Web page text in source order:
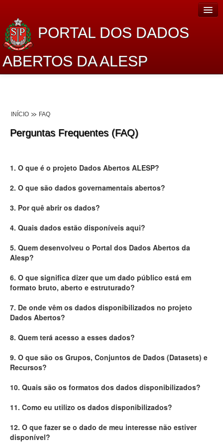
PORTAL DOS DADOS
ABERTOS DA ALESP
Lei de Acesso à Informação
Administração
Legislação
Perguntas frequentes
Contato
INÍCIO FAQ
Perguntas Frequentes (FAQ)
1. O que é o projeto Dados Abertos ALESP?
2. O que são dados governamentais abertos?
3. Por quê abrir os dados?
4. Quais dados estão disponíveis aqui?
5. Quem desenvolveu o Portal dos Dados Abertos da
Alesp?
6. O que significa dizer que um dado público está em
formato bruto, aberto e estruturado?
7. De onde vêm os dados disponibilizados no projeto
Dados Abertos?
8. Quem terá acesso a esses dados?
9. O que são os Grupos, Conjuntos de Dados (Datasets) e
Recursos?
10. Quais são os formatos dos dados disponibilizados?
11. Como eu utilizo os dados disponibilizados?
12. O que fazer se o dado de meu interesse não estiver
disponível?